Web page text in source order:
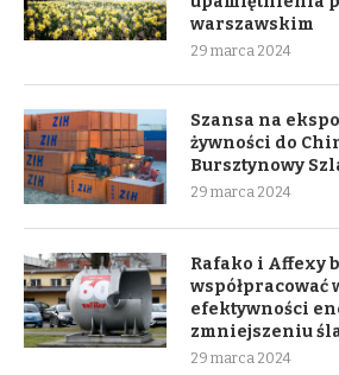
warszawskim
29 marca 2024
Szansa na
żywności do
Bursztynowy
29 marca 2024
Rafako i Affexy
współpracować
efektywności
zmniejszeniu
29 marca 2024